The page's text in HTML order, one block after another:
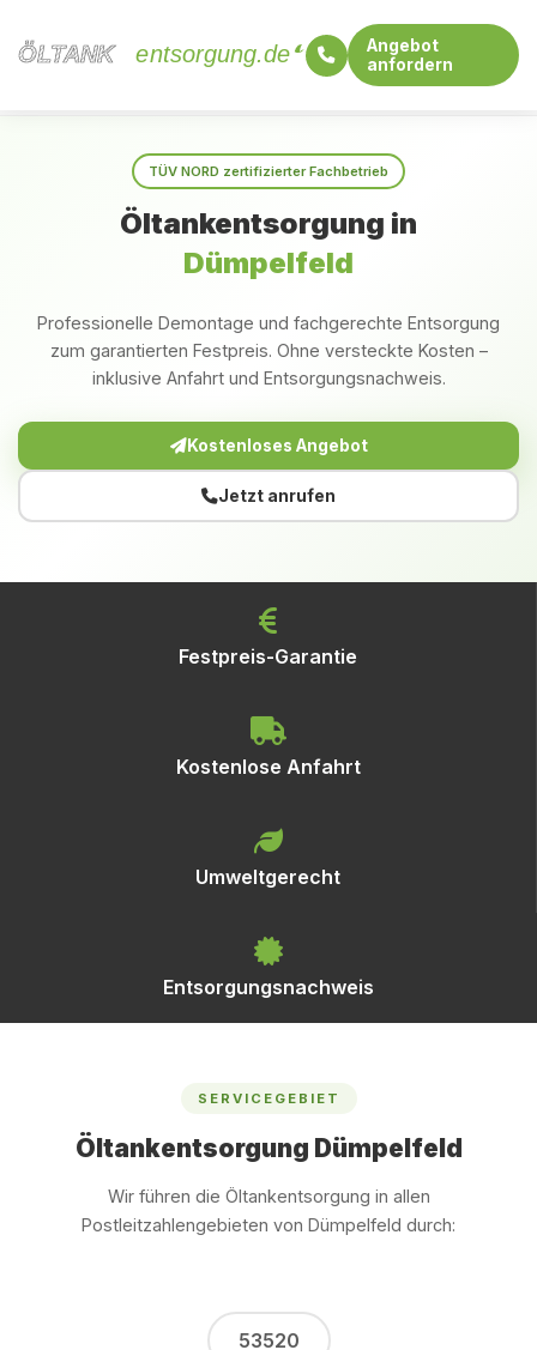
ÖLTANK
ÖLTANK entsorgung.de
Angebot
anfordern
TÜV NORD zertifizierter Fachbetrieb
Öltankentsorgung in
Dümpelfeld
Professionelle Demontage und fachgerechte Entsorgung
zum garantierten Festpreis. Ohne versteckte Kosten –
inklusive Anfahrt und Entsorgungsnachweis.
Kostenloses Angebot
Jetzt anrufen
Festpreis-Garantie
Kostenlose Anfahrt
Umweltgerecht
Entsorgungsnachweis
SERVICEGEBIET
Öltankentsorgung Dümpelfeld
Wir führen die Öltankentsorgung in allen
Postleitzahlengebieten von Dümpelfeld durch:
53520